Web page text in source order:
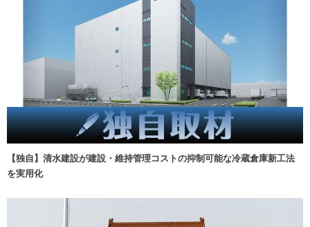
【独自】清水建設が建設・維持管理コストの抑制可能な冷蔵倉庫新工法
を実用化